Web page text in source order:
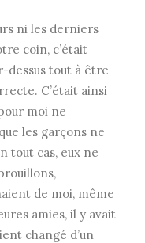
ni les derniers
coin, c’était
dessus tout à être
C’était ainsi
moi ne
les garçons ne
tout cas, eux ne
de moi, même
amies, il y avait
changé d’un